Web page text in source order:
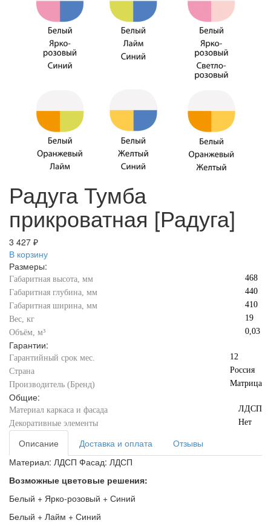
Радуга Тумба
прикроватная [Радуга]
3 427 ₽
В корзину
Размеры:
Габаритная высота, мм
468
Габаритная глубина, мм
440
Габаритная ширина, мм
410
Вес, кг
19
Объём, м³
0,03
Гарантии:
Гарантийный срок мес.
12
Страна
Россия
Производитель (Бренд)
Матрица
Общие:
Материал каркаса и фасада
ЛДСП
Декоративные элементы
Нет
Описание Доставка и оплата
Отзывы
Материал: ЛДСП Фасад: ЛДСП
Возможные цветовые решения:
Белый + Ярко-розовый + Синий
Белый + Лайм + Синий